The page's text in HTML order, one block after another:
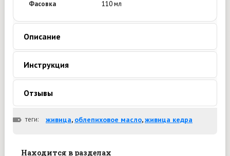
Фасовка 110 мл
Описание
Инструкция
Отзывы
теги: живица, облепиховое масло,живица кедра
Находится в разделах